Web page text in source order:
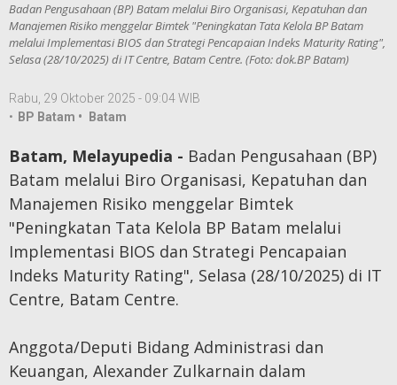
Badan Pengusahaan (BP) Batam melalui Biro Organisasi, Kepatuhan dan
Manajemen Risiko menggelar Bimtek "Peningkatan Tata Kelola BP Batam
melalui Implementasi BIOS dan Strategi Pencapaian Indeks Maturity Rating",
Selasa (28/10/2025) di IT Centre, Batam Centre. (Foto: dok.BP Batam)
Rabu, 29 Oktober 2025 - 09:04 WIB
• BP Batam • Batam
Batam, Melayupedia - Badan Pengusahaan (BP)
Batam melalui Biro Organisasi, Kepatuhan dan
Manajemen Risiko menggelar Bimtek
"Peningkatan Tata Kelola BP Batam melalui
Implementasi BIOS dan Strategi Pencapaian
Indeks Maturity Rating", Selasa (28/10/2025) di IT
Centre, Batam Centre.
Anggota/Deputi Bidang Administrasi dan
Keuangan, Alexander Zulkarnain dalam